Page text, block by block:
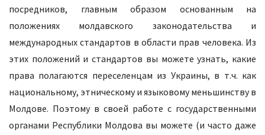
посредников, главным образом основанным на
положениях молдавского законодательства и
международных стандартов в области прав человека. Из
этих положений и стандартов вы можете узнать, какие
права полагаются переселенцам из Украины, в т.ч. как
национальному, этническому и языковому меньшинству в
Молдове. Поэтому в своей работе с государственными
органами Республики Молдова вы можете (и часто даже